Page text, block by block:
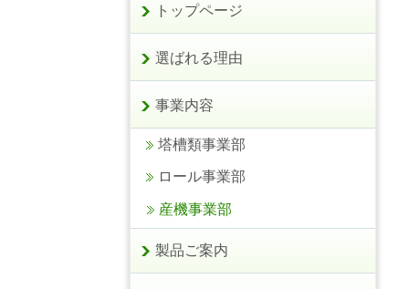
トップページ
選ばれる理由
事業内容
塔槽類事業部
ロール事業部
産機事業部
製品ご案内